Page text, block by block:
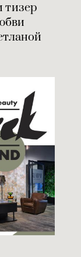
тизер